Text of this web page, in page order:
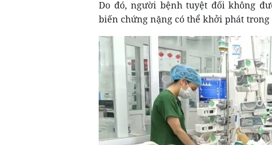
Do đó, người bệnh tuyệt đối không
biến chứng nặng có thể khởi phát